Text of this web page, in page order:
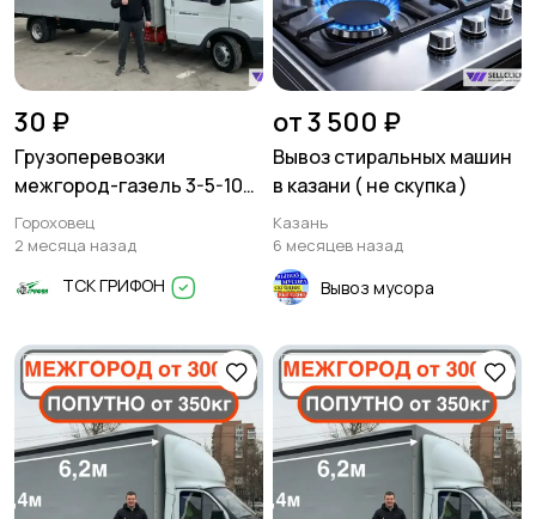
30 ₽
Грузоперевозки
межгород-газель 3-5-10
тонн
Гороховец
2 месяца назад
ТСК ГРИФОН
от 3 500 ₽
Вывоз стиральных машин
в казани ( не скупка )
Казань
6 месяцев назад
Вывоз мусора